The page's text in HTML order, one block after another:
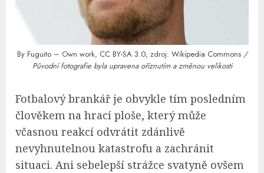
By Fuguito– Own work, CC BY-SA 3.0, zdroj: Wikipedia Commons /
Původní fotografie byla upravena oříznutím a změnou velikosti
Fotbalový brankář je obvykle tím posledním
člověkem na hrací ploše, který může
včasnou reakcí odvrátit zdánlivě
nevyhnutelnou katastrofu a zachránit
situaci. Ani sebelepší strážce svatyně ovšem